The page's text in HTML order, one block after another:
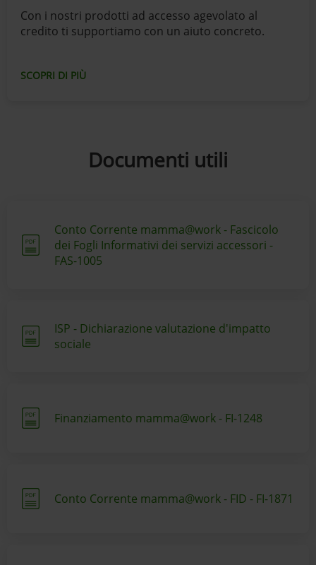
Con i nostri prodotti ad accesso agevolato al
credito ti supportiamo con un aiuto concreto.
SCOPRI DI PIÙ
Documenti utili
Conto Corrente mamma@work - Fascicolo
dei Fogli Informativi dei servizi accessori -
FAS-1005
ISP - Dichiarazione valutazione d'impatto
sociale
Finanziamento mamma@work - FI-1248
Conto Corrente mamma@work - FID - FI-1871